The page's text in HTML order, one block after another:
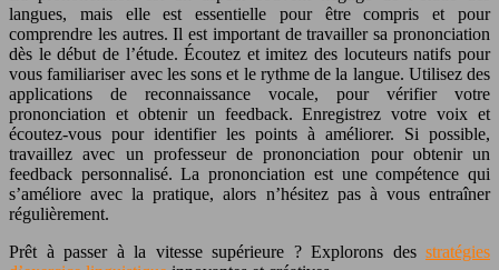
langues, mais elle est essentielle pour être compris et pour
comprendre les autres. Il est important de travailler sa prononciation
dès le début de l’étude. Écoutez et imitez des locuteurs natifs pour
vous familiariser avec les sons et le rythme de la langue. Utilisez des
applications de reconnaissance vocale, pour vérifier votre
prononciation et obtenir un feedback. Enregistrez votre voix et
écoutez-vous pour identifier les points à améliorer. Si possible,
travaillez avec un professeur de prononciation pour obtenir un
feedback personnalisé. La prononciation est une compétence qui
s’améliore avec la pratique, alors n’hésitez pas à vous entraîner
régulièrement.
Prêt à passer à la vitesse supérieure ? Explorons des stratégies